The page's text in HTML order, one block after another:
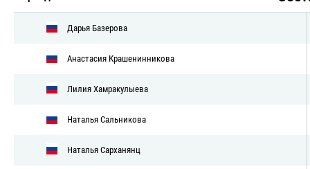
Дарья Базерова
Анастасия Крашенинникова
Лилия Хамракулыева
Наталья Сальникова
Наталья Сарханянц